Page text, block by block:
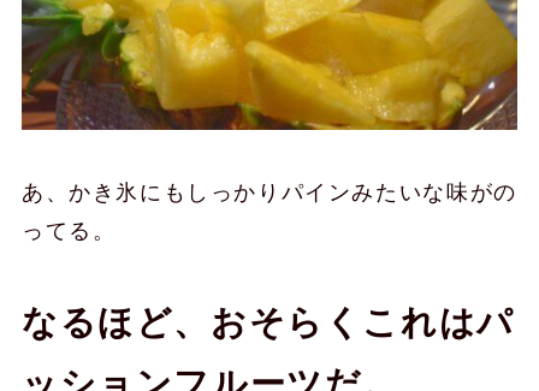
あ、かき氷にもしっかりパインみたいな味がの
ってる。
なるほど、おそらくこれはパ